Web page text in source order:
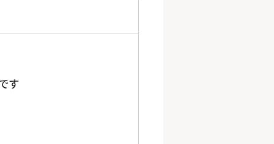
す